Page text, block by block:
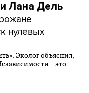
Лана Дель
нулевых